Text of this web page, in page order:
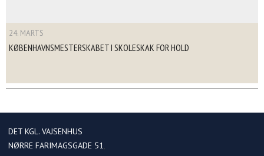
24. MARTS
KØBENHAVNSMESTERSKABET I SKOLESKAK FOR HOLD
DET KGL. VAJSENHUS
NØRRE FARIMAGSGADE 51